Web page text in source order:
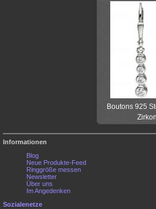
Boutons 925
Informationen
Blog
Neue Produkte-Feed
Ringgröße messen
Newsletter
Über uns
Im Angedenken
Sozialenetze